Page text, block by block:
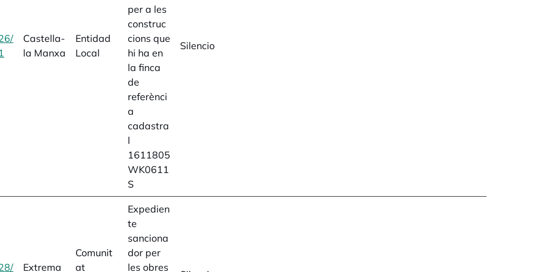
opens in a new tab
Castella-
la Manxa
Entidad
Local
per a les
construc
cions que
hi ha en
la finca
de
referènci
a
cadastra
l
1611805
WK0611
S
Silencio
Extrema
Comunit
at
Expedien
te
sanciona
dor per
les obres